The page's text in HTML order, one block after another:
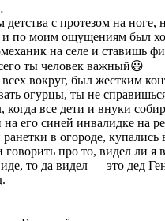
с протезом на ноге,
и по моим ощущениям был
на селе и ставишь
ты человек важный😃
вокруг, был жестким
огурцы, ты не
когда все дети и внуки
его синей инвалидке на
в огороде, купались
говорить про то, видел ли я
то да видел — это дед